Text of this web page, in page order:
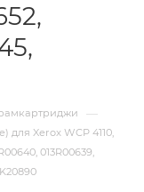
—
Xerox WCP 4110,
013R00639,